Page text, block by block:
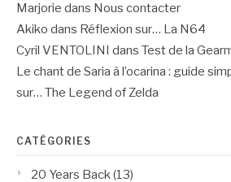
Marjorie dans Nous contacter
Akiko dans Réflexion sur… La N64
Cyril VENTOLINI dans Test de la
Le chant de Saria à l’ocarina : guide
sur… The Legend of Zelda
CATÉGORIES
20 Years Back(13)